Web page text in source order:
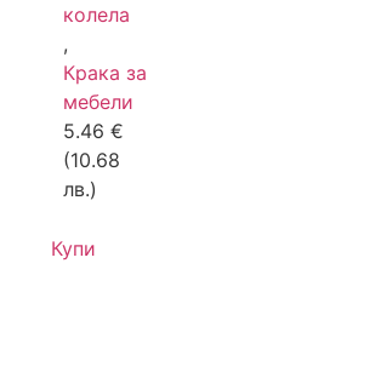
колела
,
Крака за
мебели
5.46 €
(10.68
лв.)
Купи